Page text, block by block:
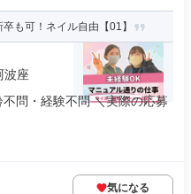
も可！ネイル自由【01】
波座
問・経験不問 ＼実際の応募
気になる